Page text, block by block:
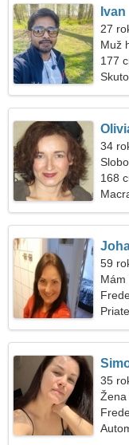
Ivan
27
Muž
177
34
168
59
Mám
35